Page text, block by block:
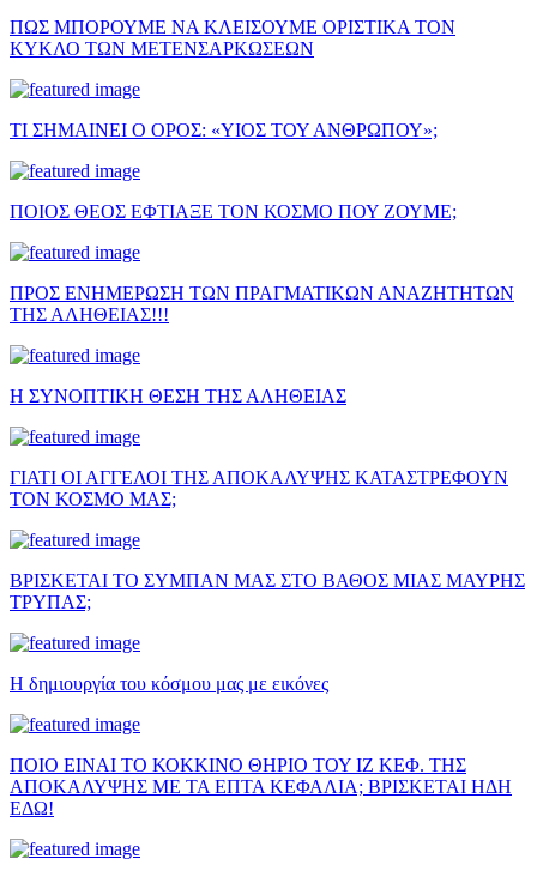
ΠΩΣ ΜΠΟΡΟΥΜΕ ΝΑ ΚΛΕΙΣΟΥΜΕ ΟΡΙΣΤΙΚΑ ΤΟΝ
ΚΥΚΛΟ ΤΩΝ ΜΕΤΕΝΣΑΡΚΩΣΕΩΝ
ΤΙ ΣΗΜΑΙΝΕΙ Ο ΟΡΟΣ: «ΥΙΟΣ ΤΟΥ ΑΝΘΡΩΠΟΥ»;
ΠΟΙΟΣ ΘΕΟΣ ΕΦΤΙΑΞΕ ΤΟΝ ΚΟΣΜΟ ΠΟΥ ΖΟΥΜΕ;
ΠΡΟΣ ΕΝΗΜΕΡΩΣΗ ΤΩΝ ΠΡΑΓΜΑΤΙΚΩΝ ΑΝΑΖΗΤΗΤΩΝ
ΤΗΣ ΑΛΗΘΕΙΑΣ!!!
Η ΣΥΝΟΠΤΙΚΗ ΘΕΣΗ ΤΗΣ ΑΛΗΘΕΙΑΣ
ΓΙΑΤΙ ΟΙ ΑΓΓΕΛΟΙ ΤΗΣ ΑΠΟΚΑΛΥΨΗΣ ΚΑΤΑΣΤΡΕΦΟΥΝ
ΤΟΝ ΚΟΣΜΟ ΜΑΣ;
ΒΡΙΣΚΕΤΑΙ ΤΟ ΣΥΜΠΑΝ ΜΑΣ ΣΤΟ ΒΑΘΟΣ ΜΙΑΣ ΜΑΥΡΗΣ
ΤΡΥΠΑΣ;
Η δημιουργία του κόσμου μας με εικόνες
ΠΟΙΟ ΕΙΝΑΙ ΤΟ ΚΟΚΚΙΝΟ ΘΗΡΙΟ ΤΟΥ ΙΖ ΚΕΦ. ΤΗΣ
ΑΠΟΚΑΛΥΨΗΣ ΜΕ ΤΑ ΕΠΤΑ ΚΕΦΑΛΙΑ; ΒΡΙΣΚΕΤΑΙ ΗΔΗ
ΕΔΩ!